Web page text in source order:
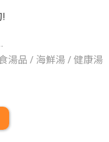
湯品 / 海鮮湯 /健康湯